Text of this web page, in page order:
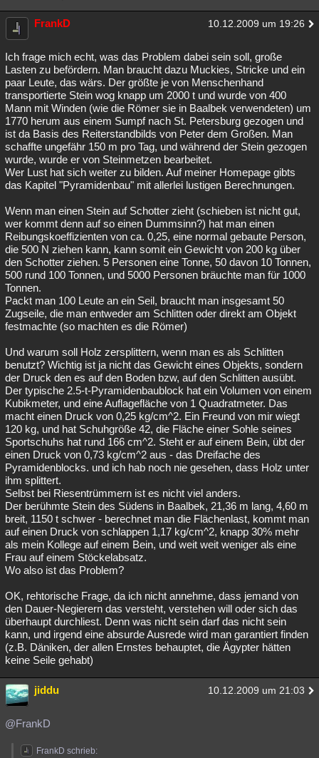
FrankD 10.12.2009 um 19:26
Ich frage mich echt, was das Problem dabei sein soll, große
Lasten zu befördern. Man braucht dazu Muckies, Stricke und ein
paar Leute, das wärs. Der größte je von Menschenhand
transportierte Stein wog knapp um 2000 t und wurde von 400
Mann mit Winden (wie die Römer sie in Baalbek verwendeten) um
1770 herum aus einem Sumpf nach St. Petersburg gezogen und
ist da Basis des Reiterstandbilds von Peter dem Großen. Man
schaffte ungefähr 150 m pro Tag, und während der Stein gezogen
wurde, wurde er von Steinmetzen bearbeitet.
Wer Lust hat sich weiter zu bilden. Auf meiner Homepage gibts
das Kapitel "Pyramidenbau" mit allerlei lustigen Berechnungen.
Wenn man einen Stein auf Schotter zieht (schieben ist nicht gut,
wer kommt denn auf so einen Dummsinn?) hat man einen
Reibungskoeffizienten von ca. 0,25, eine normal gebaute Person,
die 500 N ziehen kann, kann somit ein Gewicht von 200 kg über
den Schotter ziehen. 5 Personen eine Tonne, 50 davon 10 Tonnen,
500 rund 100 Tonnen, und 5000 Personen bräuchte man für 1000
Tonnen.
Packt man 100 Leute an ein Seil, braucht man insgesamt 50
Zugseile, die man entweder am Schlitten oder direkt am Objekt
festmachte (so machten es die Römer)
Und warum soll Holz zersplittern, wenn man es als Schlitten
benutzt? Wichtig ist ja nicht das Gewicht eines Objekts, sondern
der Druck den es auf den Boden bzw, auf den Schlitten ausübt.
Der typische 2.5-t-Pyramidenbaublock hat ein Volumen von einem
Kubikmeter, und eine Auflagefläche von 1 Quadratmeter. Das
macht einen Druck von 0,25 kg/cm^2. Ein Freund von mir wiegt
120 kg, und hat Schuhgröße 42, die Fläche einer Sohle seines
Sportschuhs hat rund 166 cm^2. Steht er auf einem Bein, übt der
einen Druck von 0,73 kg/cm^2 aus - das Dreifache des
Pyramidenblocks. und ich hab noch nie gesehen, dass Holz unter
ihm splittert.
Selbst bei Riesentrümmern ist es nicht viel anders.
Der berühmte Stein des Südens in Baalbek, 21,36 m lang, 4,60 m
breit, 1150 t schwer - berechnet man die Flächenlast, kommt man
auf einen Druck von schlappen 1,17 kg/cm^2, knapp 30% mehr
als mein Kollege auf einem Bein, und weit weit weniger als eine
Frau auf einem Stöckelabsatz.
Wo also ist das Problem?
OK, rehtorische Frage, da ich nicht annehme, dass jemand von
den Dauer-Negierern das versteht, verstehen will oder sich das
überhaupt durchliest. Denn was nicht sein darf das nicht sein
kann, und irgend eine absurde Ausrede wird man garantiert finden
(z.B. Däniken, der allen Ernstes behauptet, die Ägypter hätten
keine Seile gehabt)
jiddu 10.12.2009 um 21:03
@FrankD
FrankD schrieb: